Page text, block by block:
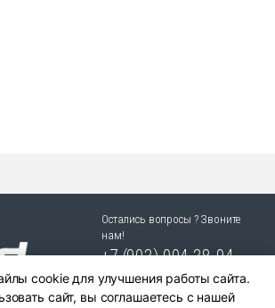
Остались вопросы ? Звоните
нам!
+7 (903) 904 38-94
г. Новосибирск, ул. Степная
25/1 к.1
cookie для улучшения работы сайта.
сайт, вы соглашаетесь с нашей